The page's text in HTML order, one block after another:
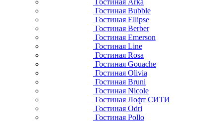
Гостиная Bubble
Гостиная Ellipse
Гостиная Berber
Гостиная Emerson
Гостиная Line
Гостиная Rosa
Гостиная Gouache
Гостиная Olivia
Гостиная Bruni
Гостиная Nicole
Гостиная Лофт СИТИ
Гостиная Odri
Гостиная Pollo